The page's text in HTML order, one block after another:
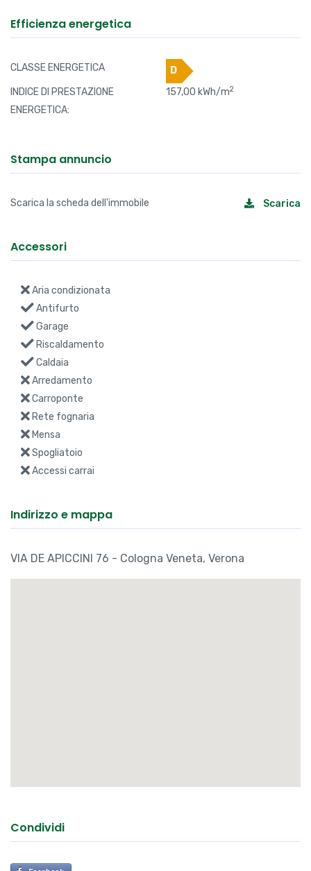
Efficienza energetica
CLASSE ENERGETICA
D
INDICE DI PRESTAZIONE
ENERGETICA:
157,00 kWh/m2
Stampa annuncio
Scarica la scheda dell'immobile Scarica
Accessori
Aria condizionata
Antifurto
Garage
Riscaldamento
Caldaia
Arredamento
Carroponte
Rete fognaria
Mensa
Spogliatoio
Accessi carrai
Indirizzo e mappa
VIA DE APICCINI 76 - Cologna Veneta, Verona
Condividi